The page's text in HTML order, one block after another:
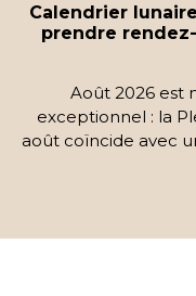
Calendrier
prendre
Août 2026 est
exceptionnel : la
août coïncide avec
Découvrez les